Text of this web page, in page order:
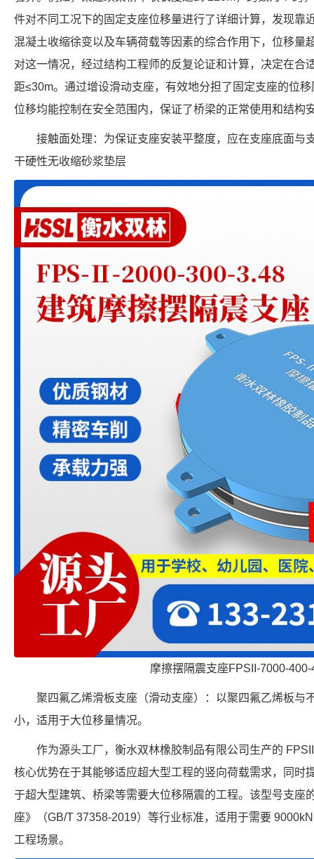
件对不同工况下的固定支座位移量进行了详细计算，发现靠
混凝土收缩徐变以及车辆荷载等因素的综合作用下，位移量
对这一情况，经过结构工程师的反复论证和计算，决定在合
距≤30m。通过增设滑动支座，有效地分担了固定支座的位
位移均能控制在安全范围内，保证了桥梁的正常使用和结构
接触面处理：为保证支座安装平整度，应在支座底面与
干硬性无收缩砂浆垫层
摩擦摆隔震支座FPSII-7000-400-
聚四氟乙烯滑板支座（滑动支座）：以聚四氟乙烯板与
小，适用于大位移量情况。
作为源头工厂，衡水双林橡胶制品有限公司生产的
核心优势在于其能够适应超大型工程的竖向荷载需求，同时
于超大型建筑、桥梁等需要大位移隔震的工程。该型号支座
座》（GB/T 37358-2019）等行业标准，适用于需要
工程场景。